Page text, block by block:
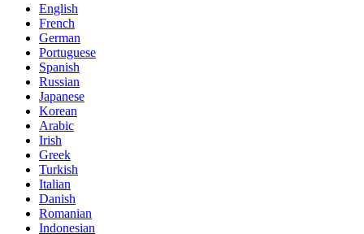
English
French
German
Portuguese
Spanish
Russian
Japanese
Korean
Arabic
Irish
Greek
Turkish
Italian
Danish
Romanian
Indonesian